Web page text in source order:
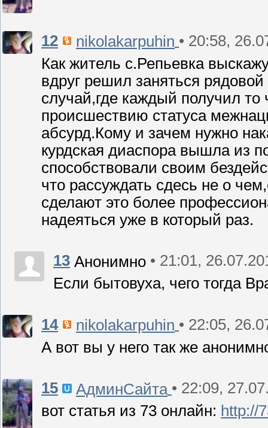
12 nikolakarpuhin • 20:58,
Как житель с.Репьевка
вдруг решил заняться
случай,где каждый получил
происшествию статуса
абсурд.Кому и зачем нужно
курдская диаспора вышла из
способствовали своим
что рассуждать сдесь не о
сделают это более
надеяться уже в который раз.
13 Анонимно • 21:01,
Если бытовуха, чего тогда
14 nikolakarpuhin • 22:05,
А вот вы у него так же
15 АдминСайта • 22:09,
вот статья из 73 онлайн: http://